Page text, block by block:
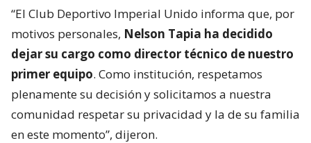
“El Club Deportivo Imperial Unido informa que, por
motivos personales, Nelson Tapia ha decidido
dejar su cargo como director técnico de nuestro
primer equipo. Como institución, respetamos
plenamente su decisión y solicitamos a nuestra
comunidad respetar su privacidad y la de su familia
en este momento”, dijeron.